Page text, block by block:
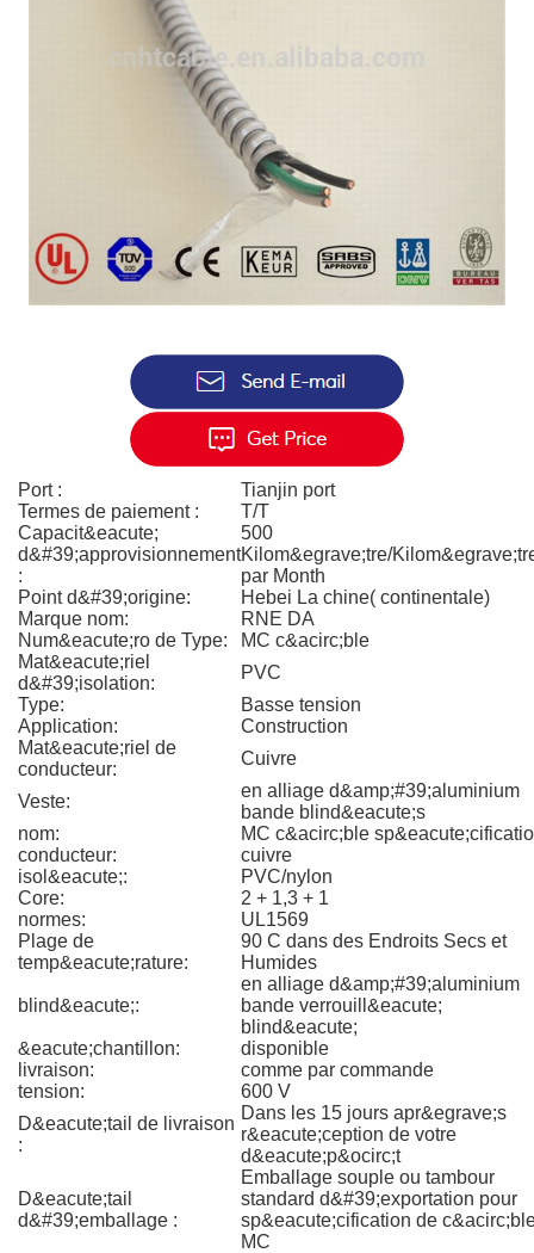
Port :
Tianjin port
Termes de paiement :
T/T
Capacit&eacute;
d&#39;approvisionnement
:
500
Kilom&egrave;tre/
par Month
Point d&#39;origine:
Hebei La chine( continentale)
Marque nom:
RNE DA
Num&eacute;ro de Type:
MC c&acirc;ble
Mat&eacute;riel
d&#39;isolation:
PVC
Type:
Basse tension
Application:
Construction
Mat&eacute;riel de
conducteur:
Cuivre
Veste:
en alliage d&amp;#39;aluminium
bande blind&eacute;s
nom:
MC c&acirc;ble
conducteur:
cuivre
isol&eacute;:
PVC/nylon
Core:
2 + 1,3 + 1
normes:
UL1569
Plage de
temp&eacute;rature:
90 C dans des Endroits Secs et
Humides
blind&eacute;:
en alliage d&amp;#39;aluminium
bande verrouill&eacute;
blind&eacute;
&eacute;chantillon:
disponible
livraison:
comme par commande
tension:
600 V
D&eacute;tail de livraison
:
Dans les 15 jours apr&egrave;s
r&eacute;ception de votre
d&eacute;p&ocirc;t
D&eacute;tail
d&#39;emballage :
Emballage souple ou tambour
standard d&#39;exportation pour
sp&eacute;cification de
MC